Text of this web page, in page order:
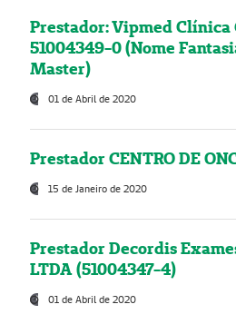
Prestador: Vipmed Clínica
51004349-0 (Nome
Master)
01 de Abril de 2020
Prestador CENTRO DE
15 de Janeiro de 2020
Prestador Decordis
LTDA (51004347-4)
01 de Abril de 2020